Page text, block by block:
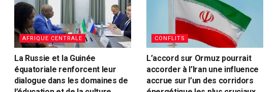
AFRIQUE CENTRALE
La Russie et la Guinée
équatoriale renforcent leur
dialogue dans les domaines de
CONFLITS
L’accord sur Ormuz pourrait
accorder à l’Iran une influence
accrue sur l’un des corridors